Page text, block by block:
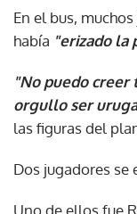
En el bus,
había "erizado la
"No puedo creer
orgullo ser
las figuras del
Dos jugadores se
Uno de ellos fue